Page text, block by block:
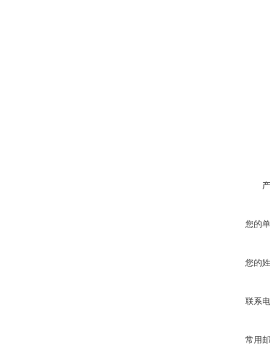
您的
您的
联系
常用